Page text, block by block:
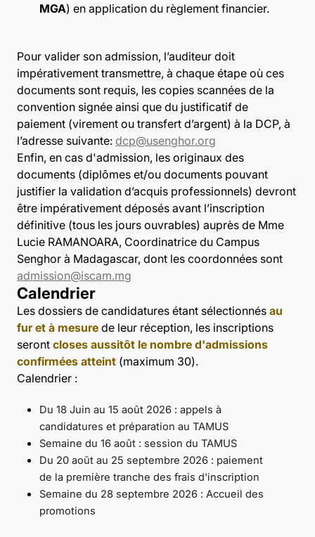
MGA) en application du règlement financier.
Pour valider son admission, l’auditeur doit
impérativement transmettre, à chaque étape où ces
documents sont requis, les copies scannées de la
convention signée ainsi que du justificatif de
paiement (virement ou transfert d’argent) à la DCP, à
l’adresse suivante: dcp@usenghor.org
Enfin, en cas d'admission, les originaux des
documents (diplômes et/ou documents pouvant
justifier la validation d’acquis professionnels) devront
être impérativement déposés avant l’inscription
définitive (tous les jours ouvrables) auprès de Mme
Lucie RAMANOARA, Coordinatrice du Campus
Senghor à Madagascar, dont les coordonnées sont
admission@iscam.mg
Calendrier
Les dossiers de candidatures étant sélectionnés au
fur et à mesure de leur réception, les inscriptions
seront closes aussitôt le nombre d'admissions
confirmées atteint (maximum 30).
Calendrier :
Du 18 Juin au 15 août 2026 : appels à
candidatures et préparation au TAMUS
Semaine du 16 août : session du TAMUS
Du 20 août au 25 septembre 2026 : paiement
de la première tranche des frais d'inscription
Semaine du 28 septembre 2026 : Accueil des
promotions